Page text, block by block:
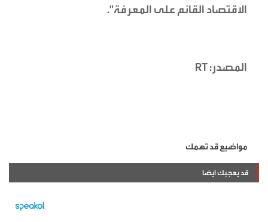
الاقتصاد القائم على المعرفة".
المصدر: RT
مواضيع قد تهمك
قد يعجبك ايضا